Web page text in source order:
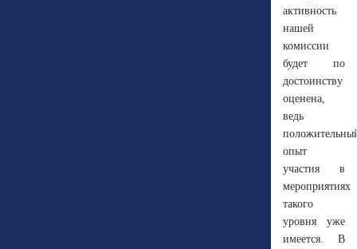
активность
нашей
комиссии
будет по
достоинству
оценена,
ведь
опыт
участия в
мероприятиях
такого
уровня уже
имеется. В